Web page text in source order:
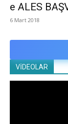
e ALES
6 Mart 2018
VİDEOLAR